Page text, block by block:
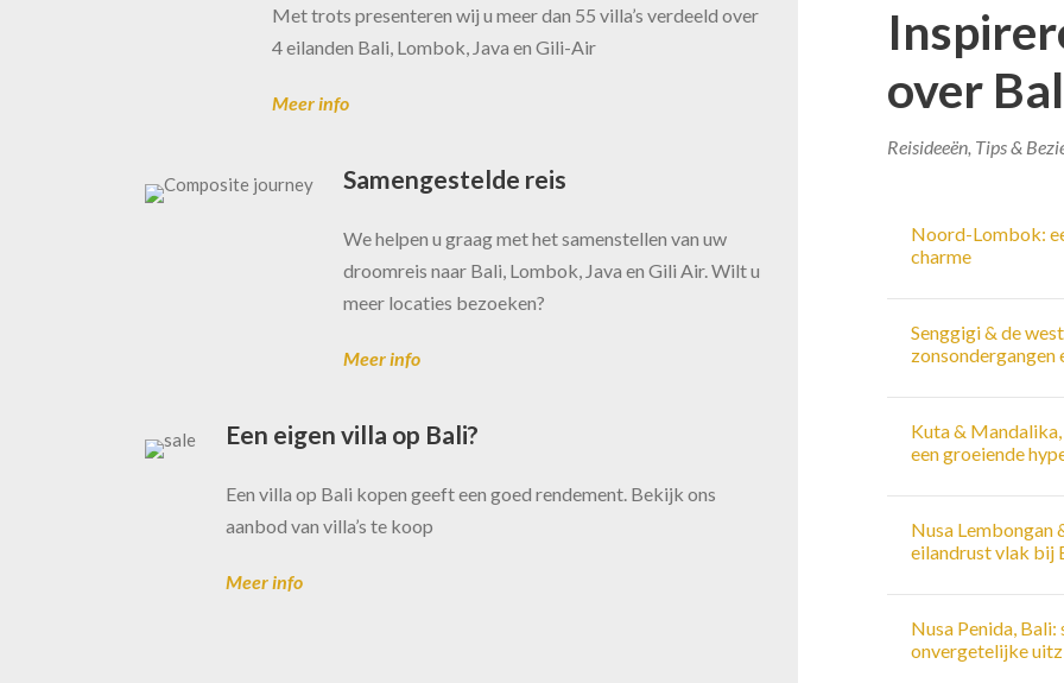
Met trots presenteren wij u meer dan 55 villa’s verdeeld over
4 eilanden Bali, Lombok, Java en Gili-Air
Meer info
Samengestelde reis
We helpen u graag met het samenstellen van uw
droomreis naar Bali, Lombok, Java en Gili Air. Wilt u
meer locaties bezoeken?
Meer info
Een eigen villa op Bali?
Een villa op Bali kopen geeft een goed rendement. Bekijk ons
aanbod van villa’s te koop
Meer info
over
Reisideeën, Tips &
Noord-Lombok:
charme
Senggigi & de
zonsondergangen
Kuta &
een groeiende
Nusa Lembongan
eilandrust vlak bij
Nusa Penida,
onvergetelijke